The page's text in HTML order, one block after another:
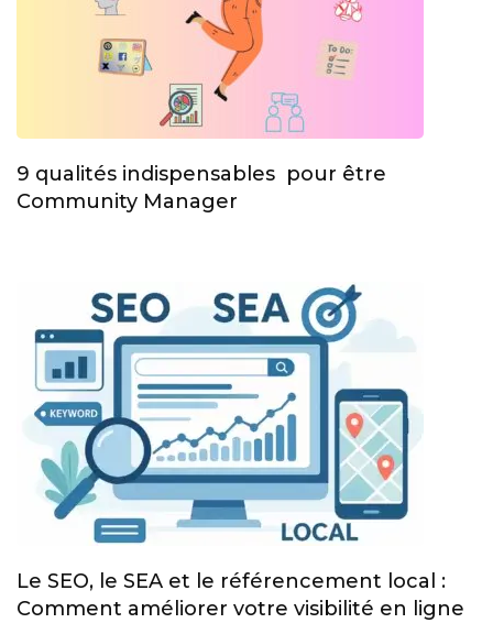
9 qualités indispensables pour être
Community Manager
Le SEO, le SEA et le référencement local :
Comment améliorer votre visibilité en ligne